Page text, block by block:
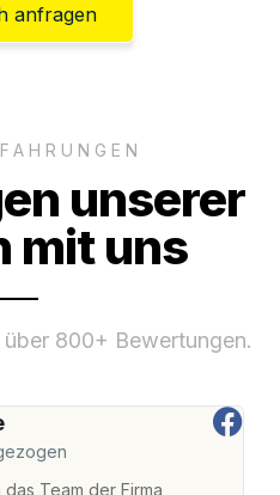
anfragen
unserer
mit uns
über 800+ Bewertungen.
Team der Firma